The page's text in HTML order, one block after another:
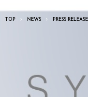
TOP NEWS PRESS RELEASE